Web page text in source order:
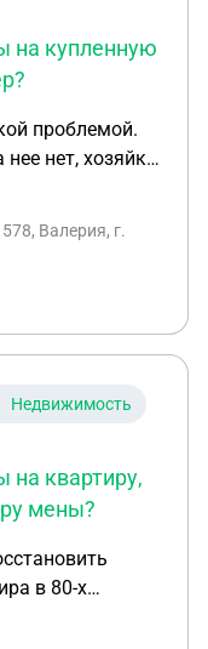
на купленную
проблемой.
нет, хозяйка
этим
быть? Что
Валерия, г.
Недвижимость
на квартиру,
мены?
в 80-х
копия ордера, и